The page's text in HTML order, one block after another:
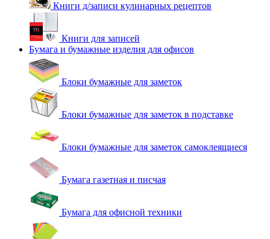
Книги д/записи кулинарных рецептов
Книги для записей
Бумага и бумажные изделия для офисов
Блоки бумажные для заметок
Блоки бумажные для заметок в подставке
Блоки бумажные для заметок самоклеящиеся
Бумага газетная и писчая
Бумага для офисной техники